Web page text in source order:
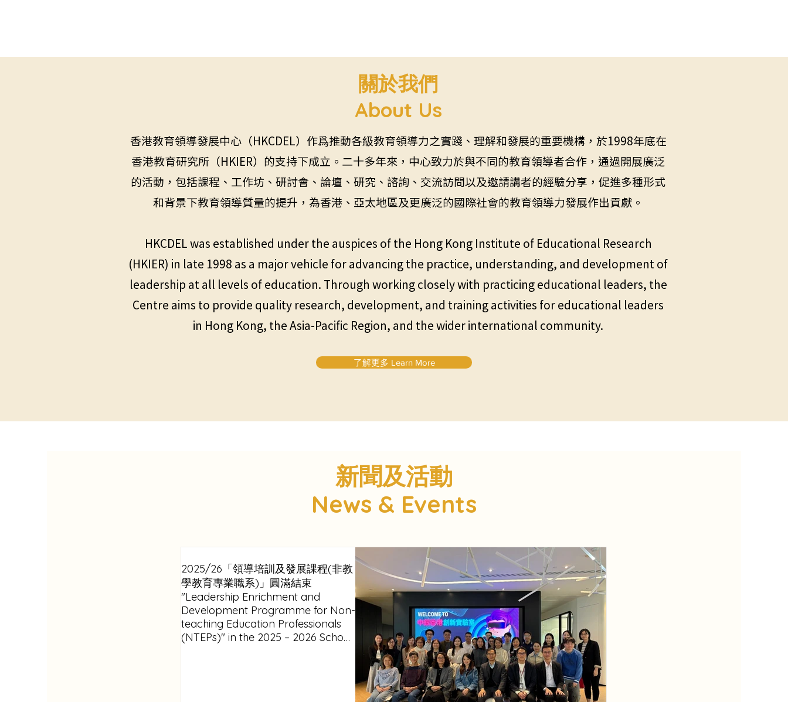
關於我們
About Us
香港教育領導發展中心（HKCDEL）作爲推動各級教育領導力之實踐、理解和發展的重要機構，於1998年底在
香港教育研究所（HKIER）的支持下成立。二十多年來，中心致力於與不同的教育領導者合作，通過開展廣泛
的活動，包括課程、工作坊、研討會、論壇、研究、諮詢、交流訪問以及邀請講者的經驗分享，促進多種形式
和背景下教育領導質量的提升，為香港、亞太地區及更廣泛的國際社會的教育領導力發展作出貢獻。
HKCDEL was established under the auspices of the Hong Kong Institute of Educational Research
(HKIER) in late 1998 as a major vehicle for advancing the practice, understanding, and development of
leadership at all levels of education. Through working closely with practicing educational leaders, the
Centre aims to provide quality research, development, and training activities for educational leaders
in Hong Kong, the Asia-Pacific Region, and the wider international community.
了解更多 Learn More
新聞及活動
News & Events
2025/26「領導培訓及發展課程(非教
學教育專業職系)」圓滿結束
"Leadership Enrichment and
Development Programme for Non-
teaching Education Professionals
(NTEPs)" in the 2025 – 2026 School